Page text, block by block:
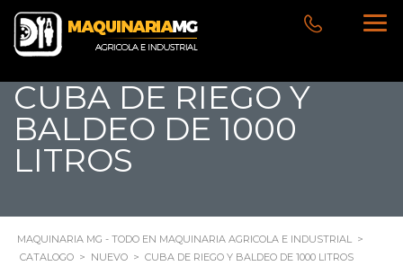
CUBA DE RIEGO Y
BALDEO DE 1000
LITROS
MAQUINARIA MG - TODO EN MAQUINARIA AGRICOLA E INDUSTRIAL >
CATALOGO > NUEVO > CUBA DE RIEGO Y BALDEO DE 1000 LITROS